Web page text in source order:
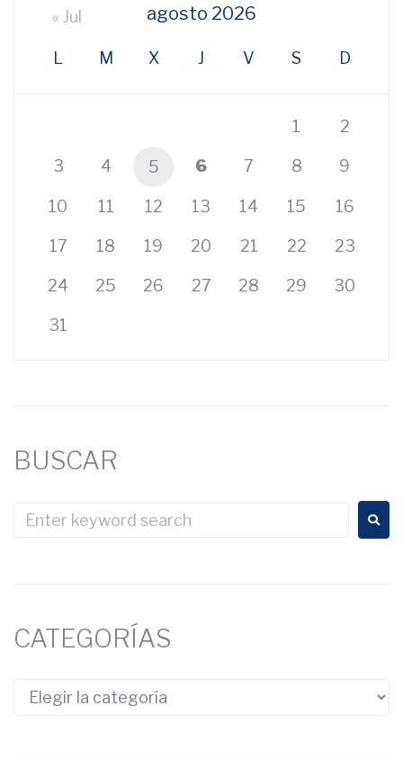
agosto 2026
L M X J V S D
« Jul
1 2
3 4 5 6 7 8 9
10 11 12 13 14 15 16
17 18 19 20 21 22 23
24 25 26 27 28 29 30
31
BUSCAR
CATEGORÍAS